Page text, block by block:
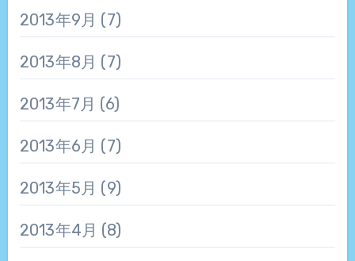
2013年9月 (7)
2013年8月 (7)
2013年7月 (6)
2013年6月 (7)
2013年5月 (9)
2013年4月 (8)